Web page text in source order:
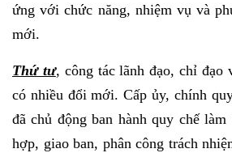
ứng với chức năng, nhiệm vụ và
mới.
Thứ tư, công tác lãnh đạo, chỉ đạo
có nhiều đổi mới. Cấp ủy, chính
đã chủ động ban hành quy chế
hợp, giao ban, phân công trách